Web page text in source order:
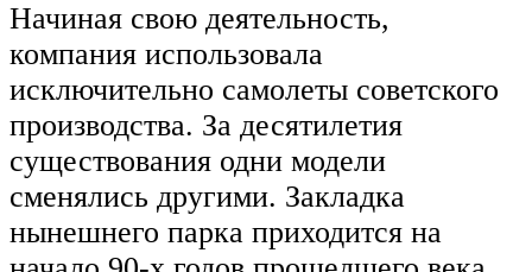
Начиная свою деятельность,
компания использовала
исключительно самолеты советского
производства. За десятилетия
существования одни модели
сменялись другими. Закладка
нынешнего парка приходится на